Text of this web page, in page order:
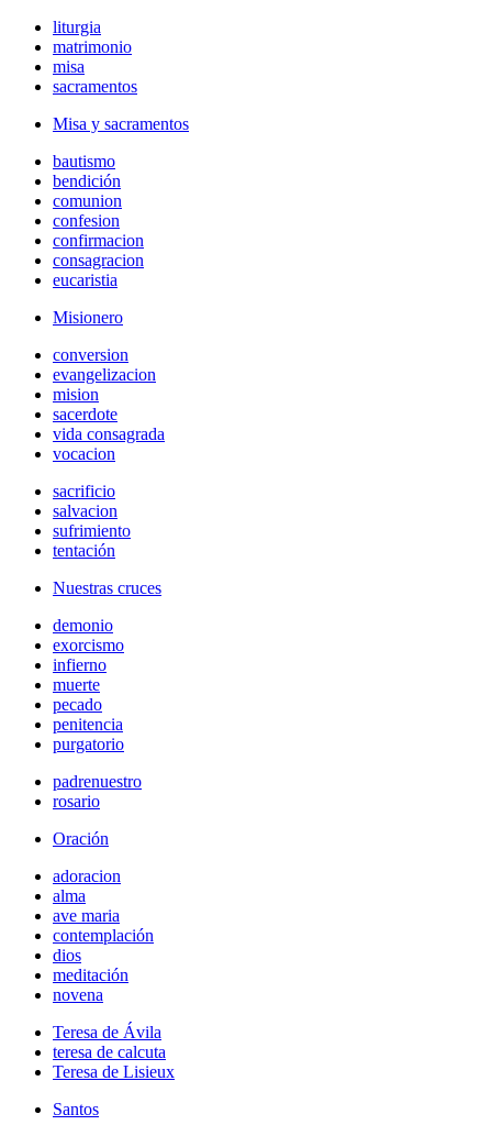
liturgia
matrimonio
misa
sacramentos
Misa y sacramentos
bautismo
bendición
comunion
confesion
confirmacion
consagracion
eucaristia
Misionero
conversion
evangelizacion
mision
sacerdote
vida consagrada
vocacion
sacrificio
salvacion
sufrimiento
tentación
Nuestras cruces
demonio
exorcismo
infierno
muerte
pecado
penitencia
purgatorio
padrenuestro
rosario
Oración
adoracion
alma
ave maria
contemplación
dios
meditación
novena
Teresa de Ávila
teresa de calcuta
Teresa de Lisieux
Santos